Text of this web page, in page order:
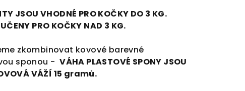
JSOU VHODNÉ PRO KOČKY DO 3 KG.
PRO KOČKY NAD 3 KG.
zkombinovat kovové barevné
sponou -VÁHA PLASTOVÉ SPONY JSOU
VÁŽÍ 15 gramů.